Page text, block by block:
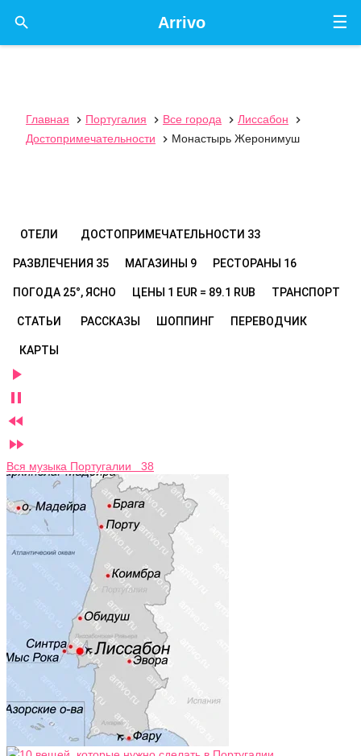
☰
Arrivo

Главная  Португалия  Все города  Лиссабон

Достопримечательности
 Монастырь Жеронимуш
ОТЕЛИ ДОСТОПРИМЕЧАТЕЛЬНОСТИ 33
РАЗВЛЕЧЕНИЯ 35 МАГАЗИНЫ 9 РЕСТОРАНЫ 16
ПОГОДА 25°, ЯСНО ЦЕНЫ 1 EUR = 89.1 RUB ТРАНСПОРТ
СТАТЬИ РАССКАЗЫ ШОППИНГ ПЕРЕВОДЧИК
КАРТЫ




Вся музыка Португалии 38